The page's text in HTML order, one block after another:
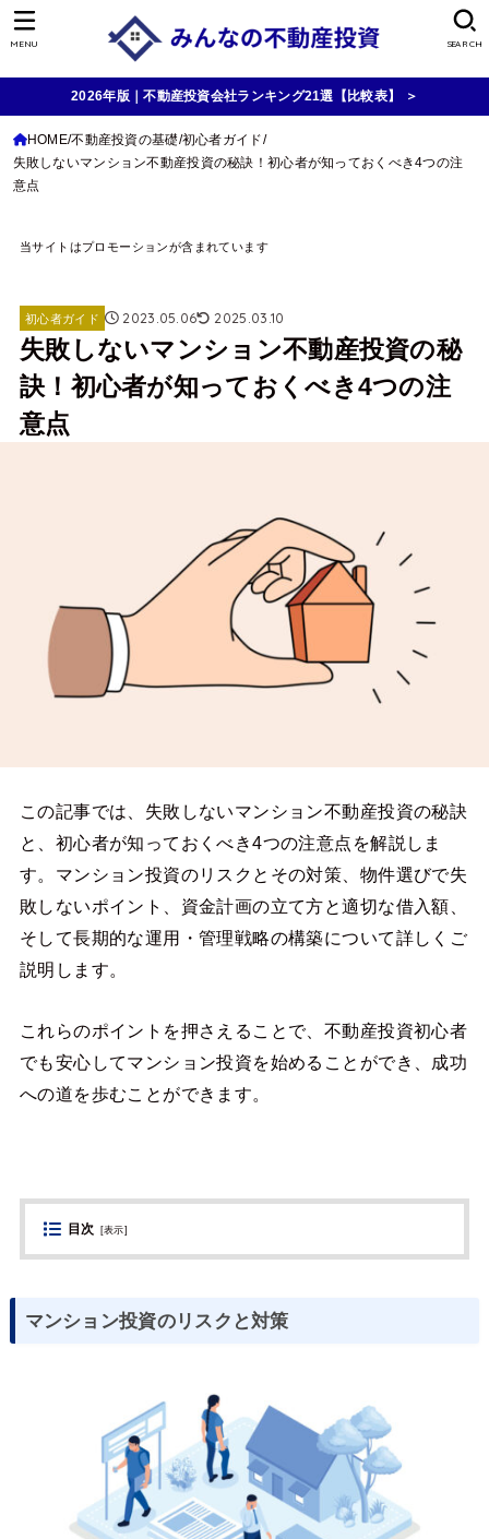
SEARCH
MENU
2026年版｜不動産投資会社ランキング21選【比較表】 ＞
HOME 不動産投資の基礎 初心者ガイド
失敗しないマンション不動産投資の秘訣！初心者が知っておくべき4つの注
意点
当サイトはプロモーションが含まれています
初心者ガイド 2023.05.06 2025.03.10
失敗しないマンション不動産投資の秘
訣！初心者が知っておくべき4つの注
意点
この記事では、失敗しないマンション不動産投資の秘訣
と、初心者が知っておくべき4つの注意点を解説しま
す。マンション投資のリスクとその対策、物件選びで失
敗しないポイント、資金計画の立て方と適切な借入額、
そして長期的な運用・管理戦略の構築について詳しくご
説明します。
これらのポイントを押さえることで、不動産投資初心者
でも安心してマンション投資を始めることができ、成功
への道を歩むことができます。
目次 [表示]
マンション投資のリスクと対策